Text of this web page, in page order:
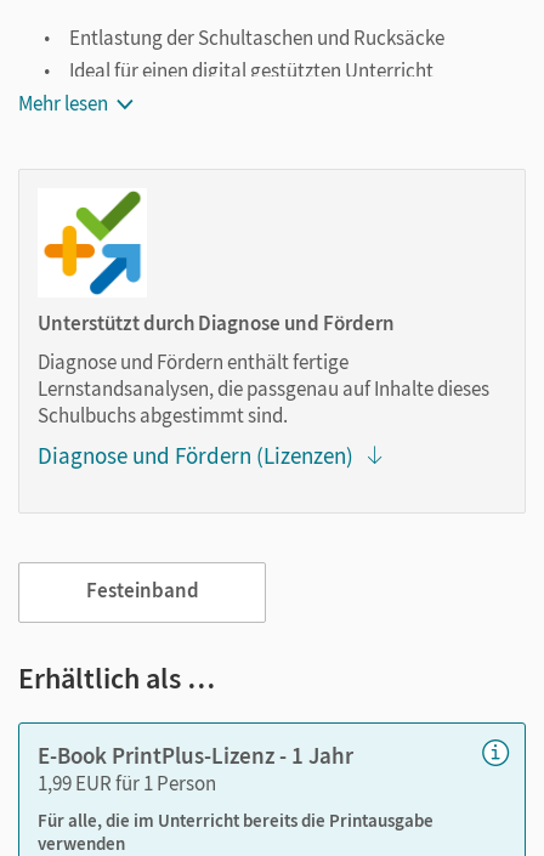
Entlastung der Schultaschen und Rucksäcke
Ideal für einen digital gestützten Unterricht
Notiz- und Markierungsmöglichkeit
Viele digitale Funktionen unterstützen das Lehren und
Lernen:
Notizen erstellen
Markierungen setzen
Lesezeichen hinzufügen
Suchen im Text
Mehr lesen
Unterstützt durch Diagnose und Fördern
Diagnose und Fördern enthält fertige
Lernstandsanalysen, die passgenau auf Inhalte dieses
Schulbuchs abgestimmt sind.
Diagnose und Fördern (Lizenzen)
Festeinband
Erhältlich als …
E-Book PrintPlus-Lizenz - 1 Jahr
1,99 EUR für 1 Person
Für alle, die im Unterricht bereits die Printausgabe
verwenden